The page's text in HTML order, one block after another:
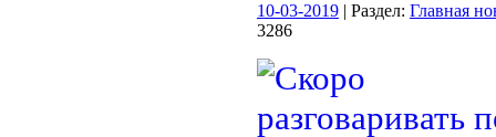
10-03-2019 | Раздел: Главная
3286